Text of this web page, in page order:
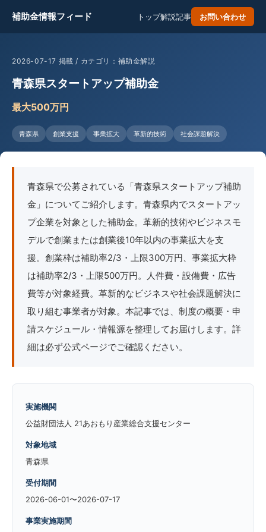
補助金情報フィード トップ解説記事 お問い合わせ
2026-07-17 掲載 / カテゴリ：補助金解説
青森県スタートアップ補助金
最大500万円
青森県 創業支援 事業拡大 革新的技術 社会課題解決
青森県で公募されている「青森県スタートアップ補助
金」についてご紹介します。青森県内でスタートアッ
プ企業を対象とした補助金。革新的技術やビジネスモ
デルで創業または創業後10年以内の事業拡大を支
援。創業枠は補助率2/3・上限300万円、事業拡大枠
は補助率2/3・上限500万円。人件費・設備費・広告
費等が対象経費。革新的なビジネスや社会課題解決に
取り組む事業者が対象。本記事では、制度の概要・申
請スケジュール・情報源を整理してお届けします。詳
細は必ず公式ページでご確認ください。
実施機関
公益財団法人 21あおもり産業総合支援センター
対象地域
青森県
受付期間
2026-06-01〜2026-07-17
事業実施期間